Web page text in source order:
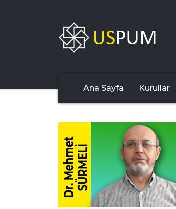
Ana Sayfa Kurullar